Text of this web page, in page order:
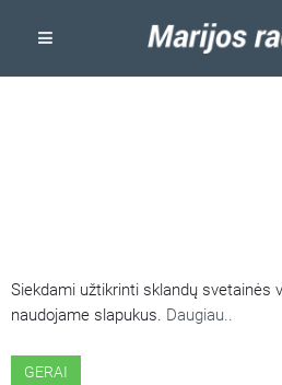
Siekdami užtikrinti sklandų svetainės
naudojame slapukus. Daugiau..
GERAI